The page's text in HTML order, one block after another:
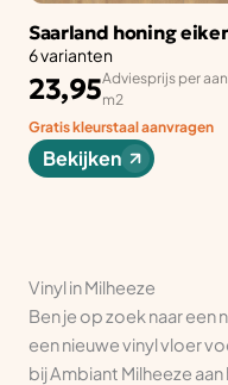
Saarland honing
6 varianten
23,95Adviesprijs per
m2
Gratis kleurstaal aanvragen
Bekijken
Vinyl in Milheeze
Ben je op zoek naar een
een nieuwe vinyl vloer
bij Ambiant Milheeze